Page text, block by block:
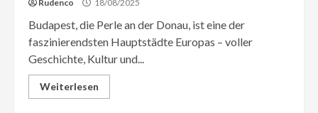
Rudenco 18/08/2025
Budapest, die Perle an der Donau, ist eine der
faszinierendsten Hauptstädte Europas – voller
Geschichte, Kultur und...
Weiterlesen